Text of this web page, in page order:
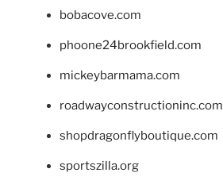
bobacove.com
phoone24brookfield.com
mickeybarmama.com
roadwayconstructioninc.com
shopdragonflyboutique.com
sportszilla.org